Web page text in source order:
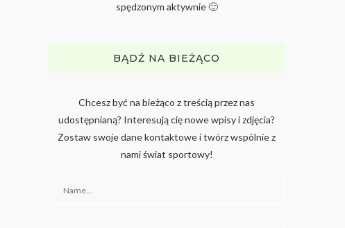
spędzonym aktywnie 🙂
BĄDŹ NA BIEŻĄCO
Chcesz być na bieżąco z treścią przez nas
udostępnianą? Interesują cię nowe wpisy i zdjęcia?
Zostaw swoje dane kontaktowe i twórz wspólnie z
nami świat sportowy!